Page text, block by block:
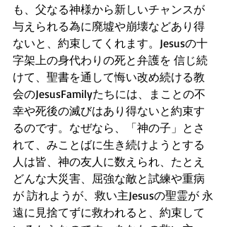
も、父なる神様から新しいチャンスが
与えられる為に廃墟や崩壊などあり得
ないと、約束してくれます。Jesusの十
字架上の身代わりの死と弁護を 信じ続
けて、聖書を通して悔い改め続ける教
会のJesusFamilyたちには、まことの不
幸や死後の滅びはあり得ないと約束す
るのです。なぜなら、「神の子」とさ
れて、みことばに生き続けようとする
人は皆、神の友人に数えられ、たとえ
どんな大災害、屈強な敵と試練や重病
が 訪れようが、救い主Jesusの聖霊が 永
遠に見捨てずに救われると、約束して